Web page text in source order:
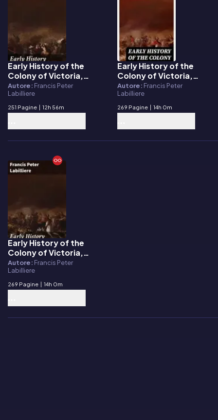
E-book
Early History of the
Colony of Victoria,
Volume I
Autore: Francis Peter
Labilliere
251 Pagine | 12h 56m
E-book
Early History of the
Colony of Victoria,
Volume II
Autore: Francis Peter
Labilliere
269 Pagine | 14h 0m
E-book
Early History of the
Colony of Victoria,
Volume II
Autore: Francis Peter
Labilliere
269 Pagine | 14h 0m